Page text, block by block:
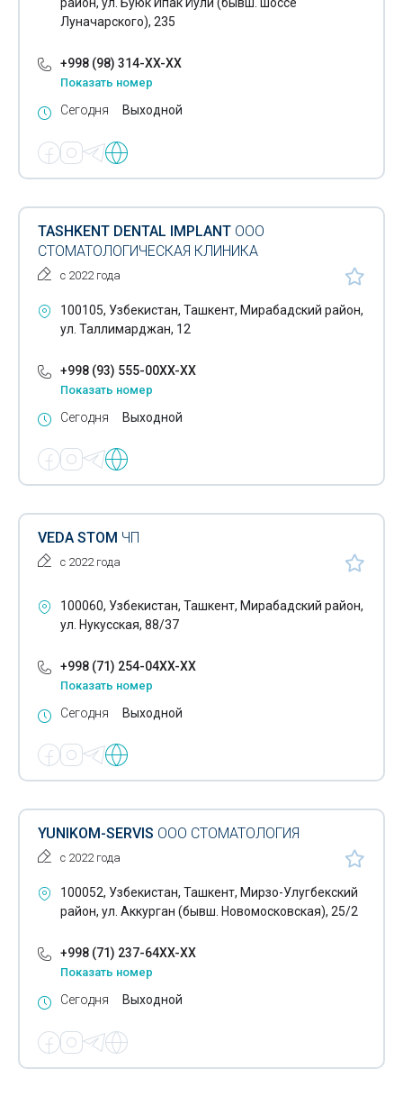
район, ул. Буюк Ипак Йули (бывш. шоссе
Луначарского), 235
+998 (98) 314-XX-XX
Показать номер
Сегодня Выходной
TASHKENT DENTAL IMPLANT ООО
СТОМАТОЛОГИЧЕСКАЯ КЛИНИКА
с 2022 года
100105, Узбекистан, Ташкент, Мирабадский район,
ул. Таллимарджан, 12
+998 (93) 555-00XX-XX
Показать номер
Сегодня Выходной
VEDA STOM ЧП
с 2022 года
100060, Узбекистан, Ташкент, Мирабадский район,
ул. Нукусская, 88/37
+998 (71) 254-04XX-XX
Показать номер
Сегодня Выходной
YUNIKOM-SERVIS ООО СТОМАТОЛОГИЯ
с 2022 года
100052, Узбекистан, Ташкент, Мирзо-Улугбекский
район, ул. Аккурган (бывш. Новомосковская), 25/2
+998 (71) 237-64XX-XX
Показать номер
Сегодня Выходной